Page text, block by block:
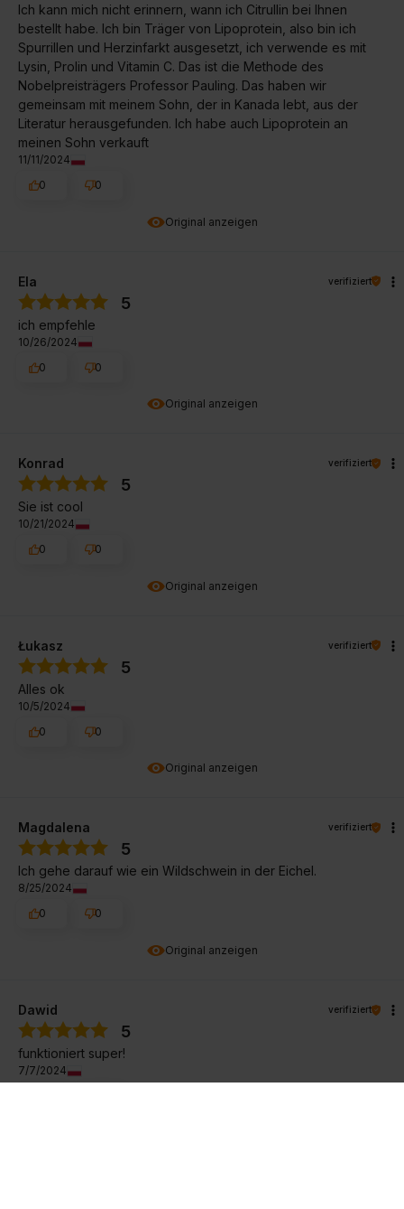
Original anzeigen
Ich kann mich nicht erinnern, wann ich Citrullin bei Ihnen
bestellt habe. Ich bin Träger von Lipoprotein, also bin ich
Spurrillen und Herzinfarkt ausgesetzt, ich verwende es mit
Lysin, Prolin und Vitamin C. Das ist die Methode des
Nobelpreisträgers Professor Pauling. Das haben wir
gemeinsam mit meinem Sohn, der in Kanada lebt, aus der
Literatur herausgefunden. Ich habe auch Lipoprotein an
meinen Sohn verkauft
11/11/2024
0
0
Original anzeigen
Ela verifiziert
5
ich empfehle
10/26/2024
0
0
Original anzeigen
Konrad verifiziert
5
Sie ist cool
10/21/2024
0
0
Original anzeigen
Łukasz verifiziert
5
Alles ok
10/5/2024
0
0
Original anzeigen
Magdalena verifiziert
5
Ich gehe darauf wie ein Wildschwein in der Eichel.
8/25/2024
0
0
Dawid verifiziert
5
funktioniert super!
7/7/2024